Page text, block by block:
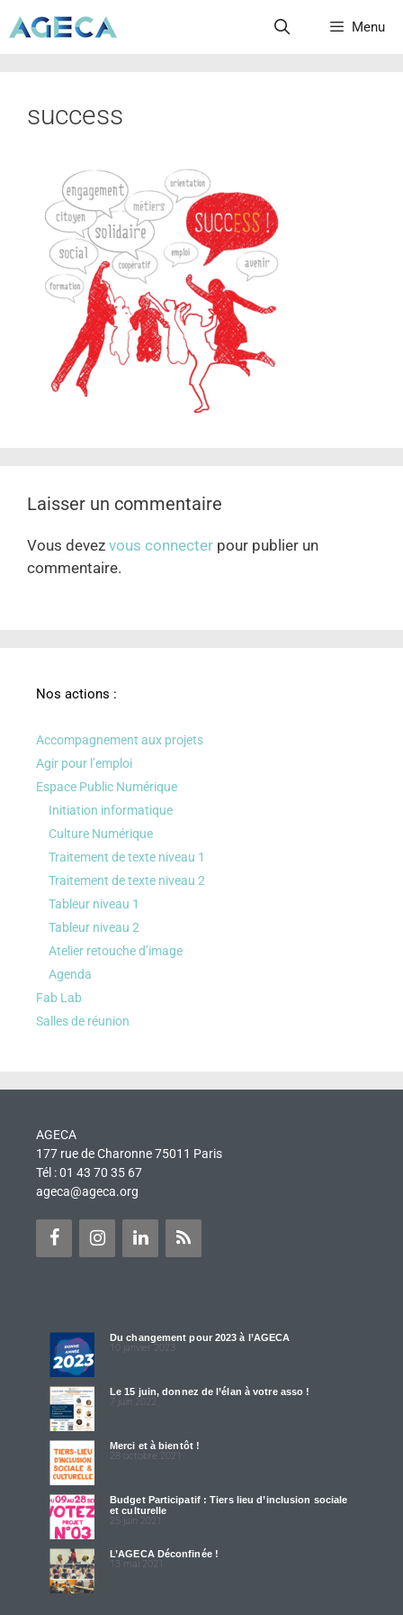
Menu
success
Laisser un commentaire
Vous devez vous connecter pour publier un
commentaire.
Nos actions :
Accompagnement aux projets
Agir pour l’emploi
Espace Public Numérique
Initiation informatique
Culture Numérique
Traitement de texte niveau 1
Traitement de texte niveau 2
Tableur niveau 1
Tableur niveau 2
Atelier retouche d’image
Agenda
Fab Lab
Salles de réunion
AGECA
177 rue de Charonne 75011 Paris
Tél : 01 43 70 35 67
ageca@ageca.org
Du changement pour 2023 à l’AGECA
10 janvier 2023
Le 15 juin, donnez de l’élan à votre asso !
7 juin 2022
Merci et à bientôt !
28 octobre 2021
Budget Participatif : Tiers lieu d’inclusion sociale
et culturelle
25 juin 2021
L’AGECA Déconfinée !
13 mai 2021